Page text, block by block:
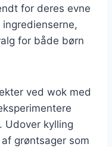
for deres evne
for både børn
ved wok med
Udover kylling
grøntsager som